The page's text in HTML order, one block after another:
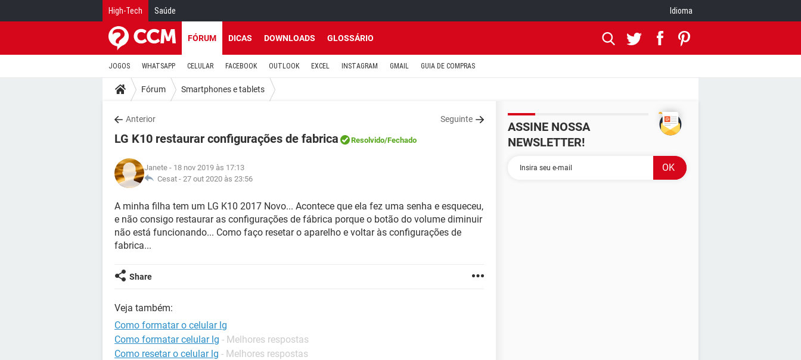
High-Tech Saúde Idioma
FÓRUM DICAS DOWNLOADS GLOSSÁRIO
JOGOS WHATSAPP CELULAR FACEBOOK OUTLOOK EXCEL INSTAGRAM GMAIL GUIA DE COMPRAS
Fórum Smartphones e tablets
Anterior Seguinte
LG K10 restaurar configurações de fabrica Resolvido/Fechado
Janete - 18 nov 2019 às 17:13
Cesat - 27 out 2020 às 23:56
A minha filha tem um LG K10 2017 Novo... Acontece que ela fez uma senha e esqueceu,
e não consigo restaurar as configurações de fábrica porque o botão do volume diminuir
não está funcionando... Como faço resetar o aparelho e voltar às configurações de
fabrica...
Share
Veja também:
Como formatar o celular lg
Como formatar celular lg - Melhores respostas
Como resetar o celular lg - Melhores respostas
ASSINE NOSSA
NEWSLETTER!